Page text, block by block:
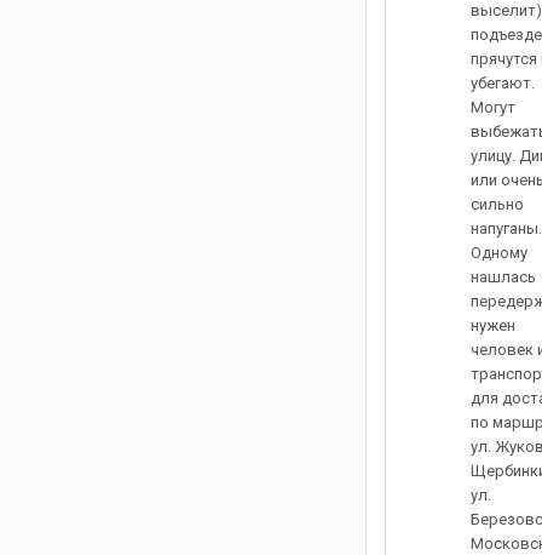
подъезде
прячутся
убегают.
Могут
улицу.
или
сильно
напуганы.
Одному
нашлась
нужен
человек
для
по
ул.
ул.